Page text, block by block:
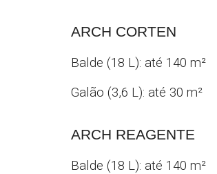
ARCH CORTEN
Balde (18 L): até 140 m²
Galão (3,6 L): até 30 m²
ARCH REAGENTE
Balde (18 L): até 140 m²